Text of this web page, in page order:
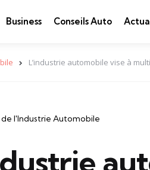
Business Conseils Auto
L’industrie automobile vise à
l'Industrie Automobile